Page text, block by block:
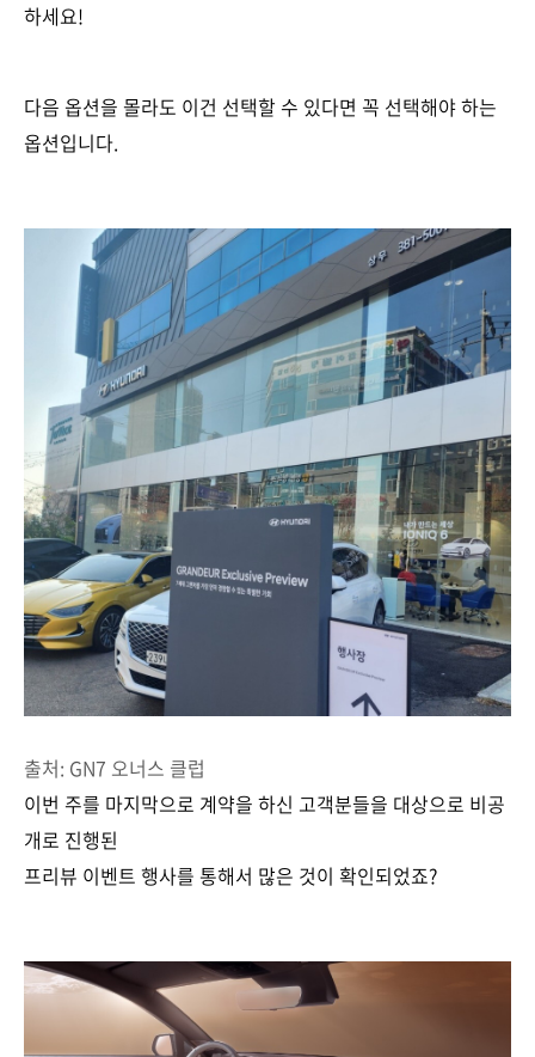
하세요!
다음 옵션을 몰라도 이건 선택할 수 있다면 꼭 선택해야 하는
옵션입니다.
출처: GN7 오너스 클럽
이번 주를 마지막으로 계약을 하신 고객분들을 대상으로 비공
개로 진행된
프리뷰 이벤트 행사를 통해서 많은 것이 확인되었죠?